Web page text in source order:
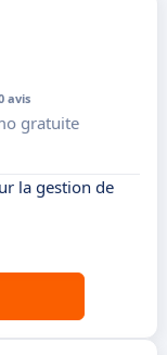
avis
gratuite
la gestion de